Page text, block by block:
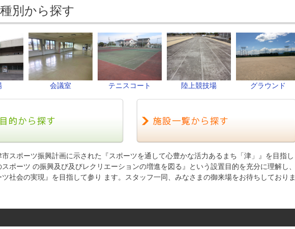
別から探す
会議室 テニスコート 陸上競技場 グラウンド
スポーツ振興計画に示された『スポーツを通して心豊かな活力あるまち「津」』を目指し
ポーツ の振興及び及びレクリエーションの増進を図る』という設置目的を充分に理解し、
ツ社会の実現』を目指して参り ます。スタッフ一同、みなさまの御来場をお待ちしておりま